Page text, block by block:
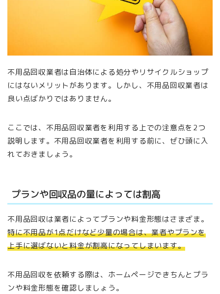
不用品回収業者は自治体による処分やリサイクルショップ
にはないメリットがあります。しかし、不用品回収業者は
良い点ばかりではありません。
ここでは、不用品回収業者を利用する上での注意点を2つ
説明します。不用品回収業者を利用する前に、ぜひ頭に入
れておきましょう。
プランや回収品の量によっては割高
不用品回収は業者によってプランや料金形態はさまざま。
特に不用品が1点だけなど少量の場合は、業者やプランを
上手に選ばないと料金が割高になってしまいます。
不用品回収を依頼する際は、ホームページできちんとプラ
ンや料金形態を確認しましょう。